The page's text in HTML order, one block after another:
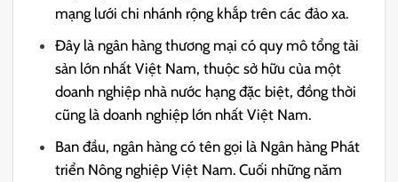
mạng lưới chi nhánh rộng khắp trên các đảo xa.
Đây là ngân hàng thương mại có quy mô tổng tài
sản lớn nhất Việt Nam, thuộc sở hữu của một
doanh nghiệp nhà nước hạng đặc biệt, đồng thời
cũng là doanh nghiệp lớn nhất Việt Nam.
Ban đầu, ngân hàng có tên gọi là Ngân hàng Phát
triển Nông nghiệp Việt Nam. Cuối những năm